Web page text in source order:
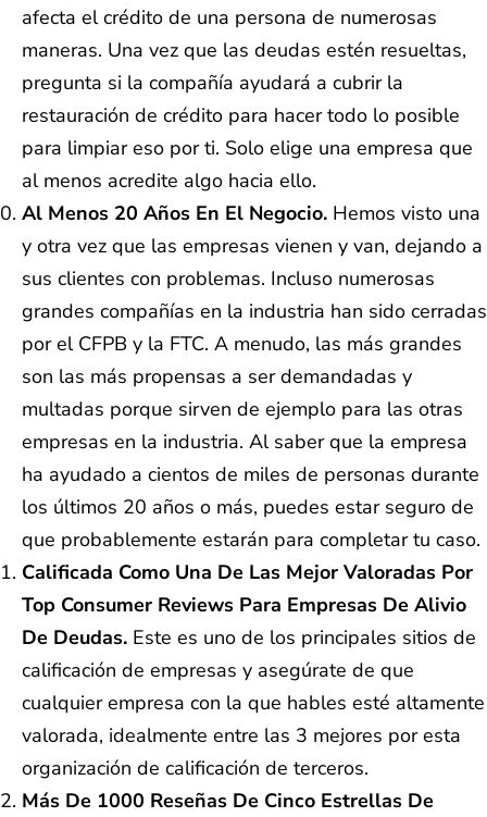
afecta el crédito de una persona de numerosas
maneras. Una vez que las deudas estén resueltas,
pregunta si la compañía ayudará a cubrir la
restauración de crédito para hacer todo lo posible
para limpiar eso por ti. Solo elige una empresa que
al menos acredite algo hacia ello.
Al Menos 20 Años En El Negocio. Hemos visto una
y otra vez que las empresas vienen y van, dejando a
sus clientes con problemas. Incluso numerosas
grandes compañías en la industria han sido cerradas
por el CFPB y la FTC. A menudo, las más grandes
son las más propensas a ser demandadas y
multadas porque sirven de ejemplo para las otras
empresas en la industria. Al saber que la empresa
ha ayudado a cientos de miles de personas durante
los últimos 20 años o más, puedes estar seguro de
que probablemente estarán para completar tu caso.
Calificada Como Una De Las Mejor Valoradas Por
Top Consumer Reviews Para Empresas De Alivio
De Deudas. Este es uno de los principales sitios de
calificación de empresas y asegúrate de que
cualquier empresa con la que hables esté altamente
valorada, idealmente entre las 3 mejores por esta
organización de calificación de terceros.
Más De 1000 Reseñas De Cinco Estrellas De